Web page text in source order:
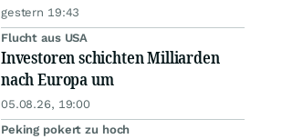
gestern 19:43
Flucht aus USA
Investoren schichten Milliarden
nach Europa um
05.08.26, 19:00
Peking pokert zu hoch